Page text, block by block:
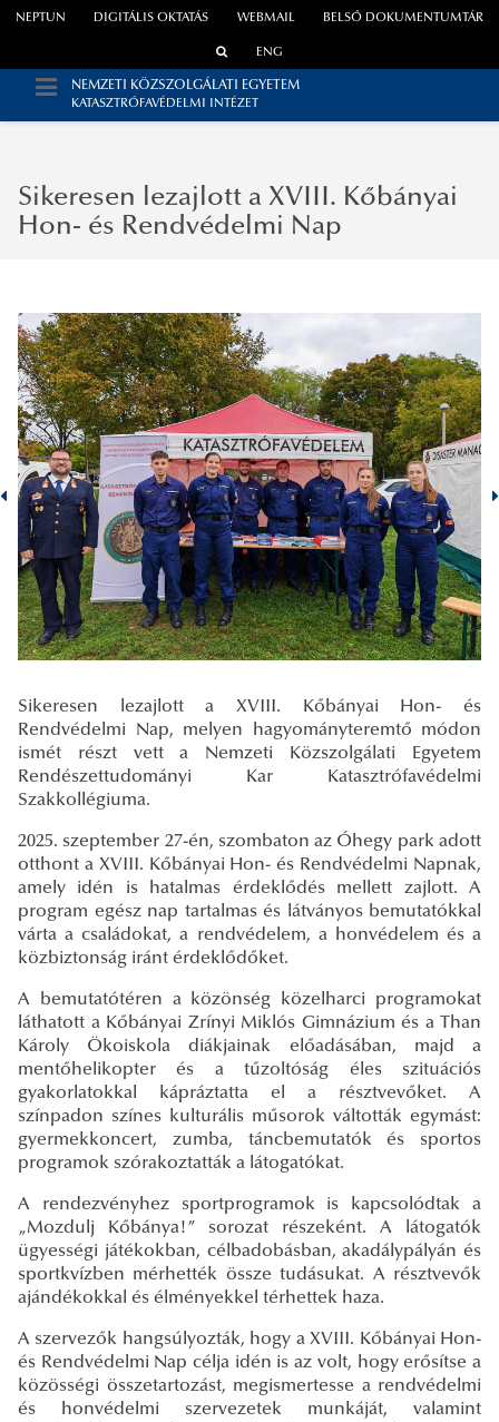
WEBMAIL
NEPTUN DIGITÁLIS OKTATÁS BELSŐ DOKUMENTUMTÁR
ENG
NEMZETI KÖZSZOLGÁLATI EGYETEM
KATASZTRÓFAVÉDELMI INTÉZET
Sikeresen lezajlott a XVIII. Kőbányai
Hon- és Rendvédelmi Nap
Sikeresen lezajlott a XVIII. Kőbányai Hon- és
Rendvédelmi Nap, melyen hagyományteremtő módon
ismét részt vett a Nemzeti Közszolgálati Egyetem
Rendészettudományi Kar Katasztrófavédelmi
Szakkollégiuma.
2025. szeptember 27-én, szombaton az Óhegy park adott
otthont a XVIII. Kőbányai Hon- és Rendvédelmi Napnak,
amely idén is hatalmas érdeklődés mellett zajlott. A
program egész nap tartalmas és látványos bemutatókkal
várta a családokat, a rendvédelem, a honvédelem és a
közbiztonság iránt érdeklődőket.
A bemutatótéren a közönség közelharci programokat
láthatott a Kőbányai Zrínyi Miklós Gimnázium és a Than
Károly Ökoiskola diákjainak előadásában, majd a
mentőhelikopter és a tűzoltóság éles szituációs
gyakorlatokkal kápráztatta el a résztvevőket. A
színpadon színes kulturális műsorok váltották egymást:
gyermekkoncert, zumba, táncbemutatók és sportos
programok szórakoztatták a látogatókat.
A rendezvényhez sportprogramok is kapcsolódtak a
„Mozdulj Kőbánya!” sorozat részeként. A látogatók
ügyességi játékokban, célbadobásban, akadálypályán és
sportkvízben mérhették össze tudásukat. A résztvevők
ajándékokkal és élményekkel térhettek haza.
A szervezők hangsúlyozták, hogy a XVIII. Kőbányai Hon-
és Rendvédelmi Nap célja idén is az volt, hogy erősítse a
közösségi összetartozást, megismertesse a rendvédelmi
és honvédelmi szervezetek munkáját, valamint